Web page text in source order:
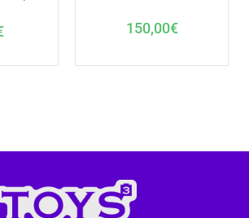
150,00€